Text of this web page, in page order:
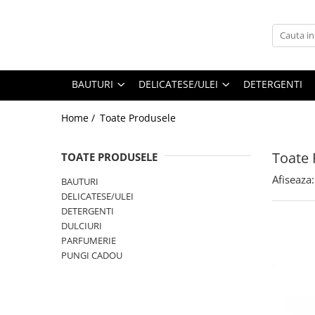
PARFUMURI
BAUTURI DELICATESE/ULEI DETERGENTI
Home / Toate Produsele
Toate
TOATE PRODUSELE
BAUTURI
DELICATESE/ULEI
DETERGENTI
DULCIURI
PARFUMERIE
PUNGI CADOU
Afiseaza: